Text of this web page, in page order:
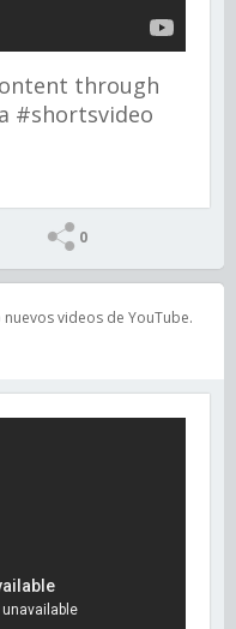
through
#shortsvideo
0
videos de YouTube.